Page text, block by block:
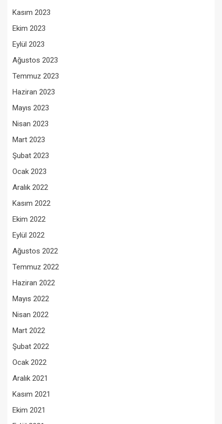
Kasım 2023
Ekim 2023
Eylül 2023
Ağustos 2023
Temmuz 2023
Haziran 2023
Mayıs 2023
Nisan 2023
Mart 2023
Şubat 2023
Ocak 2023
Aralık 2022
Kasım 2022
Ekim 2022
Eylül 2022
Ağustos 2022
Temmuz 2022
Haziran 2022
Mayıs 2022
Nisan 2022
Mart 2022
Şubat 2022
Ocak 2022
Aralık 2021
Kasım 2021
Ekim 2021